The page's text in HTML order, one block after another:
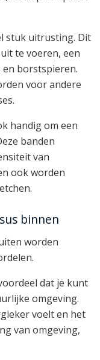
stuk uitrusting. Dit
te voeren, een
borstspieren.
voor andere
handig om een
banden
van
ook worden
binnen
worden
dat je kunt
omgeving.
voelt en het
van omgeving,